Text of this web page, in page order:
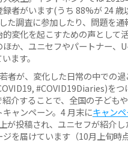
録者がいます(うち 88%が 24
た調査に参加したり、問題を
的変化を起こすための声とし
ほか、ユニセフやパートナー
ます。
者が、変化した日常の中での
#COVID19Diaries)をつ
介することで、全国の子ども
ャンペーン。4 月末にキャン
が投稿され、ユニセフが紹介
を届けています（10月上旬時点